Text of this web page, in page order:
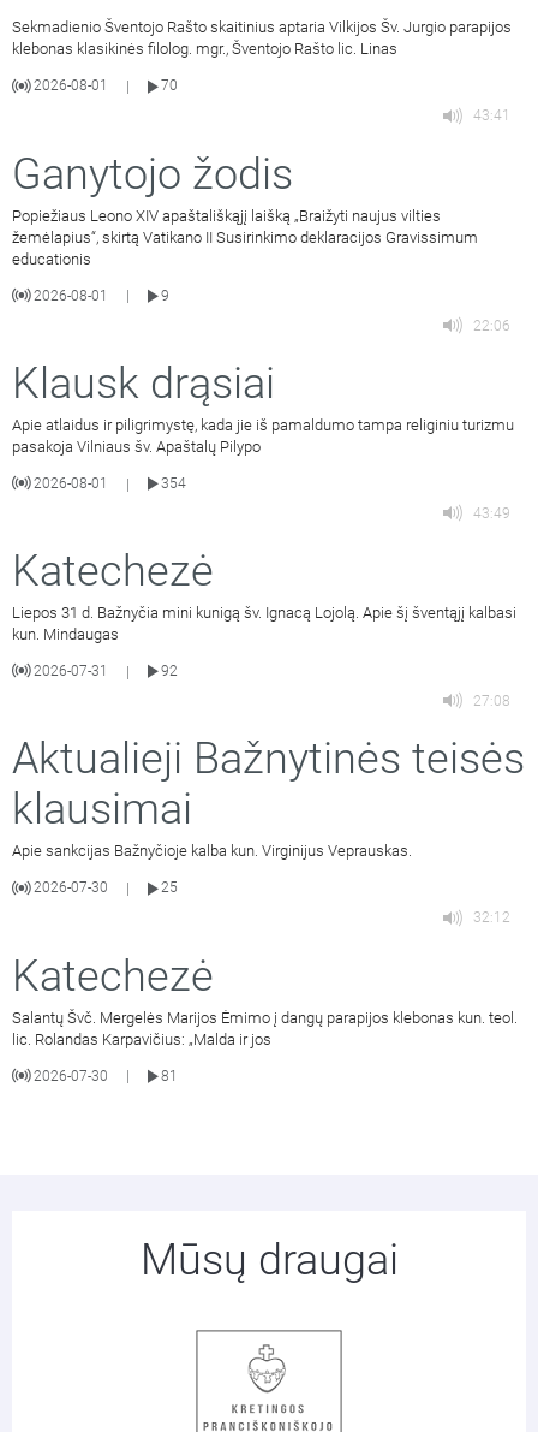
Sekmadienio Šventojo Rašto skaitinius aptaria Vilkijos Šv. Jurgio parapijos
klebonas klasikinės filolog. mgr., Šventojo Rašto lic. Linas
2026-08-01
70
43:41
Ganytojo žodis
Popiežiaus Leono XIV apaštališkąjį laišką „Braižyti naujus vilties
žemėlapius“, skirtą Vatikano II Susirinkimo deklaracijos Gravissimum
educationis
2026-08-01
9
22:06
Klausk drąsiai
Apie atlaidus ir piligrimystę, kada jie iš pamaldumo tampa religiniu turizmu
pasakoja Vilniaus šv. Apaštalų Pilypo
2026-08-01 |
354
43:49
Katechezė
Liepos 31 d. Bažnyčia mini kunigą šv. Ignacą Lojolą. Apie šį šventąjį kalbasi
kun. Mindaugas
2026-07-31 |
92
27:08
Aktualieji Bažnytinės teisės
klausimai
Apie sankcijas Bažnyčioje kalba kun. Virginijus Veprauskas.
2026-07-30
25
32:12
Katechezė
Salantų Švč. Mergelės Marijos Ėmimo į dangų parapijos klebonas kun. teol.
lic. Rolandas Karpavičius: „Malda ir jos
2026-07-30 81
Mūsų draugai